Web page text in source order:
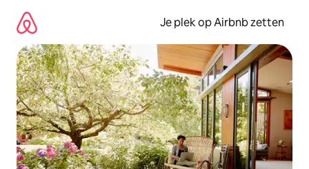
direct
naar
inhoud
Je plek op Airbnb zetten